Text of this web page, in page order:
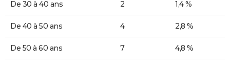
De 30 à 40 ans 2 1,4 %
De 40 à 50 ans 4 2,8 %
De 50 à 60 ans 7 4,8 %